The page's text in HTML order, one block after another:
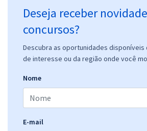
Deseja receber
concursos?
Descubra as oportunidades disponíveis
de interesse ou da região onde você
Nome
E-mail